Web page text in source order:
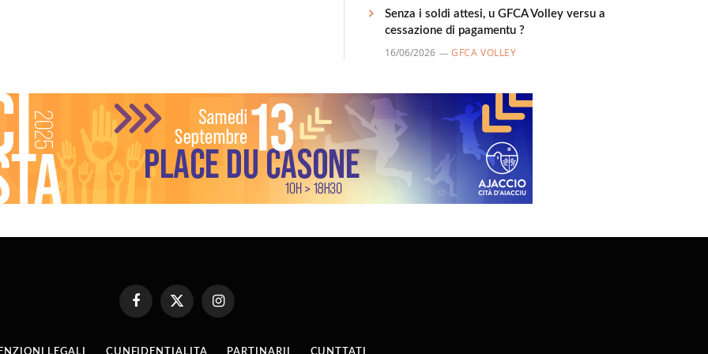
Senza i soldi attesi, u GFCA Volley versu a
cessazione di pagamentu ?
16/06/2026 GFCA VOLLEY
FacebookX
Instagram